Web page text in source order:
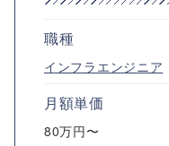
職種
インフラエンジニア
月額単価
80万円〜